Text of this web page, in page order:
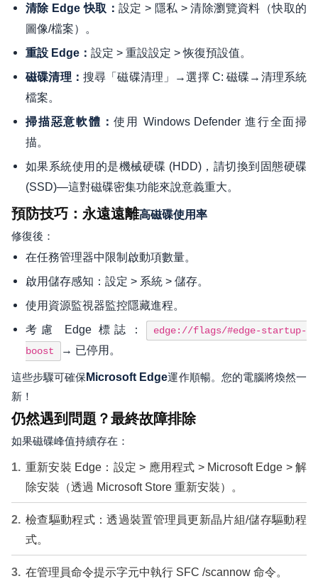
清除 Edge 快取： 設定 > 隱私 > 清除瀏覽資料（快取的
圖像/檔案）。
重設 Edge： 設定 > 重設設定 > 恢復預設值。
磁碟清理： 搜尋「磁碟清理」→選擇 C: 磁碟→清理系統
檔案。
掃描惡意軟體：使用 Windows Defender 進行全面掃
描。
如果系統使用的是機械硬碟 (HDD)，請切換到固態硬碟
(SSD)—這對磁碟密集功能來說意義重大。
預防技巧：永遠遠離高磁碟使用率
修復後：
在任務管理器中限制啟動項數量。
啟用儲存感知：設定 > 系統 > 儲存。
使用資源監視器監控隱藏進程。
考慮 Edge 標誌：
edge://flags/#edge-startup-
boost
→ 已停用。
這些步驟可確保 Microsoft Edge運作順暢。您的電腦將煥然一
新！
仍然遇到問題？最終故障排除
如果磁碟峰值持續存在：
重新安裝 Edge：設定 > 應用程式 > Microsoft Edge > 解
除安裝（透過 Microsoft Store 重新安裝）。
檢查驅動程式：透過裝置管理員更新晶片組/儲存驅動程
式。
在管理員命令提示字元中執行 SFC /scannow 命令。